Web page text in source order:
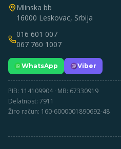
Mlinska bb
16000 Leskovac, Srbija
016 601 007
067 760 1007
WhatsApp Viber
PIB: 114109904 · MB: 67330919
Delatnost: 7911
Žiro račun: 160-6000001890692-48